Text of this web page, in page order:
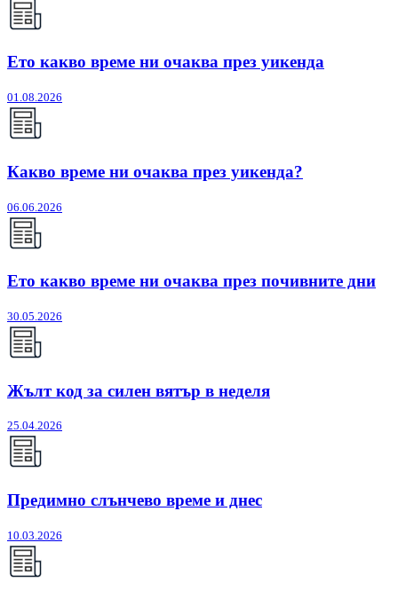
Ето какво време ни очаква през уикенда
01.08.2026
Какво време ни очаква през уикенда?
06.06.2026
Ето какво време ни очаква през почивните дни
30.05.2026
Жълт код за силен вятър в неделя
25.04.2026
Предимно слънчево време и днес
10.03.2026